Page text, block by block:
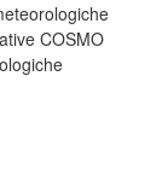
COSMO